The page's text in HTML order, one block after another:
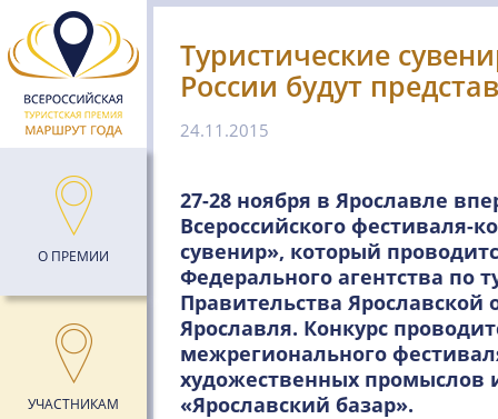
О ПРЕМИИ
УЧАСТНИКАМ
Туристические
России будут
24.11.2015
27-28 ноября в Ярославле
Всероссийского фестиваля-
сувенир», который
Федерального агентства по
Правительства Ярославской
Ярославля. Конкурс
межрегионального
художественных промыслов
«Ярославский базар».